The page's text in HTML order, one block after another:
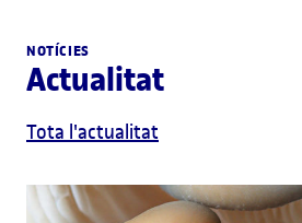
NOTÍCIES
Actualitat
Tota l'actualitat